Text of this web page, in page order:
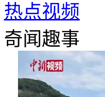
热点视频
奇闻趣事